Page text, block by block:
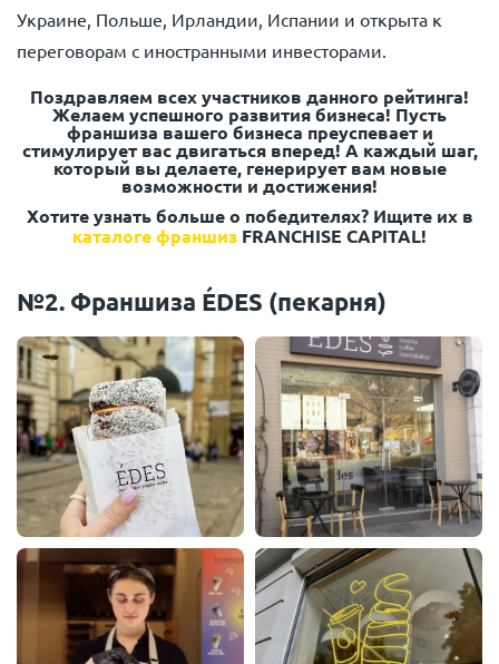
Украине, Польше, Ирландии, Испании и открыта к
переговорам с иностранными инвесторами.
Поздравляем всех участников данного рейтинга!
Желаем успешного развития бизнеса! Пусть
франшиза вашего бизнеса преуспевает и
стимулирует вас двигаться вперед! А каждый шаг,
который вы делаете, генерирует вам новые
возможности и достижения!
Хотите узнать больше о победителях? Ищите их в
каталоге франшиз FRANCHISE CAPITAL!
№2. Франшиза ÉDES (пекарня)